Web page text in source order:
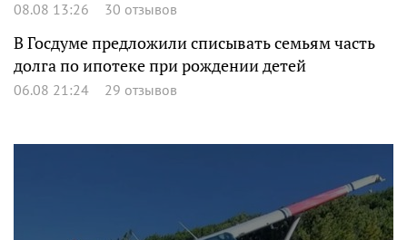
08.08 13:26 30 отзывов
В Госдуме предложили списывать семьям часть
долга по ипотеке при рождении детей
06.08 21:24 29 отзывов